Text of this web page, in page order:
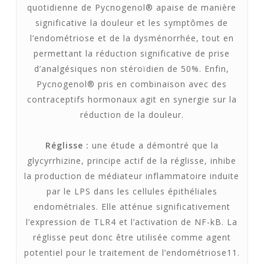
quotidienne de Pycnogenol® apaise de manière
significative la douleur et les symptômes de
l’endométriose et de la dysménorrhée, tout en
permettant la réduction significative de prise
d’analgésiques non stéroïdien de 50%. Enfin,
Pycnogenol® pris en combinaison avec des
contraceptifs hormonaux agit en synergie sur la
réduction de la douleur.
Réglisse : une étude a démontré que la
glycyrrhizine, principe actif de la réglisse, inhibe
la production de médiateur inflammatoire induite
par le LPS dans les cellules épithéliales
endométriales. Elle atténue significativement
l’expression de TLR4 et l’activation de NF-kB. La
réglisse peut donc être utilisée comme agent
potentiel pour le traitement de l’endométriose11.